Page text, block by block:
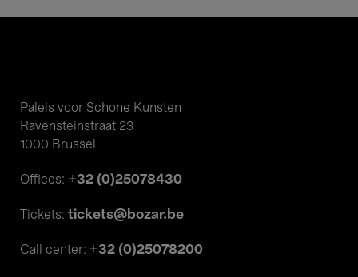
Paleis voor Schone Kunsten
Ravensteinstraat 23
1000 Brussel
Offices: +32 (0)25078430
Tickets: tickets@bozar.be
Call center: +32 (0)25078200